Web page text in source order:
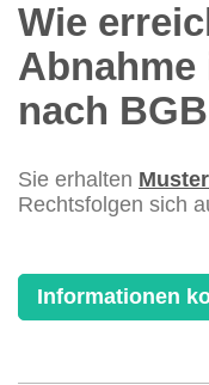
Wie
Abnahme
nach
Sie erhalten
Rechtsfolgen sich
Informationen